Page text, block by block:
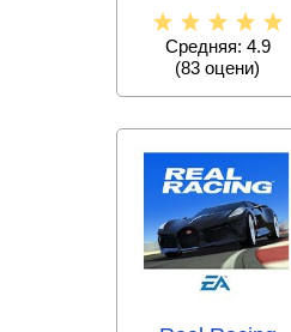
интересующее авто
и
Средняя: 4.9
(83 оцени)